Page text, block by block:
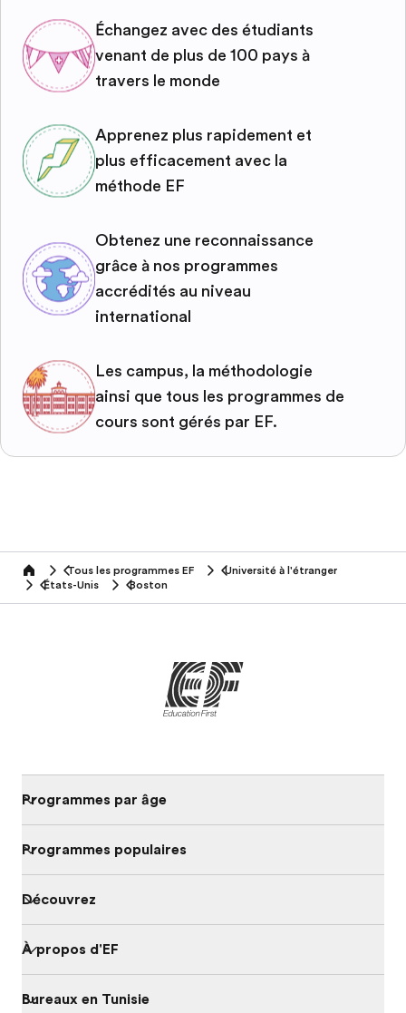
Échangez avec des étudiants
venant de plus de 100 pays à
travers le monde
Apprenez plus rapidement et
plus efficacement avec la
méthode EF
Obtenez une reconnaissance
grâce à nos programmes
accrédités au niveau
international
Les campus, la méthodologie
ainsi que tous les programmes de
cours sont gérés par EF.
home Tous les programmes EF
Université à l'étranger
États-Unis
Boston
Programmes par âge
Programmes populaires
Découvrez
À propos d'EF
Bureaux en Tunisie